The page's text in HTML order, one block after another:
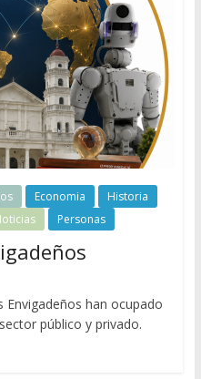
Economia
Historia
Personas
han ocupado
público y privado.